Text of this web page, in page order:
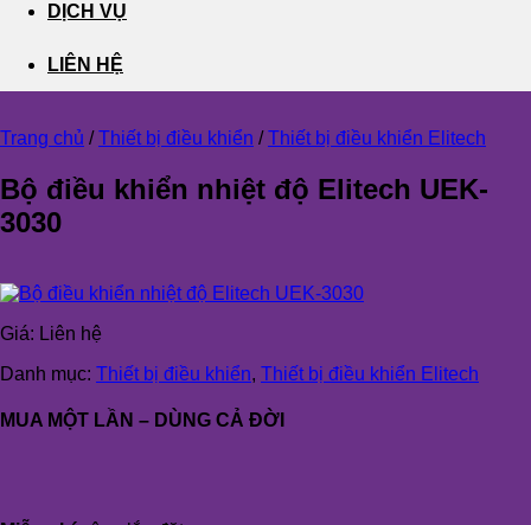
DỊCH VỤ
LIÊN HỆ
Trang chủ / Thiết bị điều khiển / Thiết bị điều khiển Elitech
Bộ điều khiển nhiệt độ Elitech UEK-
3030
Giá: Liên hệ
Danh mục: Thiết bị điều khiển, Thiết bị điều khiển Elitech
MUA MỘT LẦN – DÙNG CẢ ĐỜI